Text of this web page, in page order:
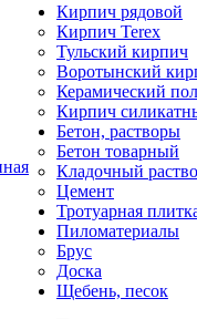
Кирпич рядовой
Кирпич Terex
Тульский кирпич
Воротынский
Керамический
Кирпич
Бетон, растворы
Бетон товарный
Кладочный
Цемент
Тротуарная
Пиломатериалы
Брус
Доска
Щебень, песок